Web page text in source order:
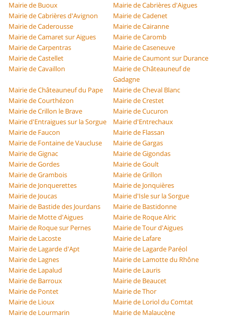
Mairie de Buoux
Mairie de Cabrières d'Aigues
Mairie de Cabrières d'Avignon
Mairie de Cadenet
Mairie de Caderousse
Mairie de Cairanne
Mairie de Camaret sur Aigues
Mairie de Caromb
Mairie de Carpentras
Mairie de Caseneuve
Mairie de Castellet
Mairie de Caumont sur Durance
Mairie de Cavaillon
Mairie de Châteauneuf de
Gadagne
Mairie de Châteauneuf du Pape
Mairie de Cheval Blanc
Mairie de Courthézon
Mairie de Crestet
Mairie de Crillon le Brave
Mairie de Cucuron
Mairie d'Entraigues sur la Sorgue
Mairie d'Entrechaux
Mairie de Faucon
Mairie de Flassan
Mairie de Fontaine de Vaucluse
Mairie de Gargas
Mairie de Gignac
Mairie de Gigondas
Mairie de Gordes
Mairie de Goult
Mairie de Grambois
Mairie de Grillon
Mairie de Jonquerettes
Mairie de Jonquières
Mairie de Joucas
Mairie d'Isle sur la Sorgue
Mairie de Bastide des Jourdans
Mairie de Bastidonne
Mairie de Motte d'Aigues
Mairie de Roque Alric
Mairie de Roque sur Pernes
Mairie de Tour d'Aigues
Mairie de Lacoste
Mairie de Lafare
Mairie de Lagarde d'Apt
Mairie de Lagarde Paréol
Mairie de Lagnes
Mairie de Lamotte du Rhône
Mairie de Lapalud
Mairie de Lauris
Mairie de Barroux
Mairie de Beaucet
Mairie de Pontet
Mairie de Thor
Mairie de Lioux
Mairie de Loriol du Comtat
Mairie de Lourmarin
Mairie de Malaucène